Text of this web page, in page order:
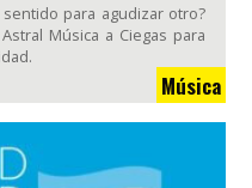
para agudizar otro?
Música a Ciegas para
Música